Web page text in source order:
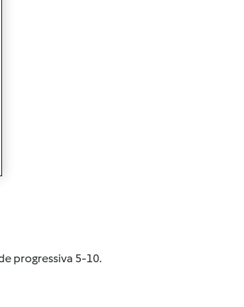
progressiva 5-10.